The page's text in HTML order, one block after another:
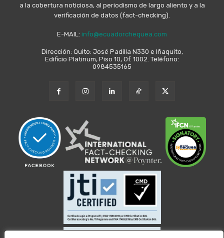
a la cobertura noticiosa, al periodismo de largo aliento y a la
verificación de datos (fact-checking).
E-MAIL: info@ecuadorchequea.com
Dirección: Quito: José Padilla N330 e Iñaquito,
Edificio Platinum, Piso 10, Of. 1002. Teléfono:
0984535165